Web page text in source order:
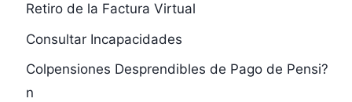
Retiro de la Factura Virtual
Consultar Incapacidades
Colpensiones Desprendibles de Pago de Pensi?
n